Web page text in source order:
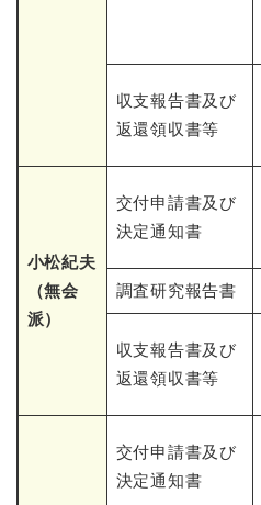
収支報告書及び
返還領収書等
小松紀夫
（無会
派）
交付申請書及び
決定通知書
調査研究報告書
収支報告書及び
返還領収書等
交付申請書及び
決定通知書